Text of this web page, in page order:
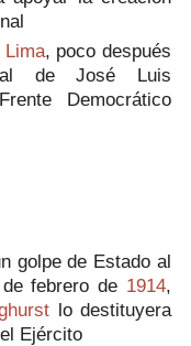
Lima, poco después
de José Luis
Democrático
golpe de Estado al
febrero de 1914,
lo destituyera
Ejército